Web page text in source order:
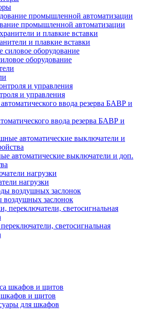
промышленной автоматизации
и плавкие вставки
оборудование
и управления
ввода резерва БАВР и
автоматические выключатели и доп.
нагрузки
заслонок
светосигнальная
и щитов